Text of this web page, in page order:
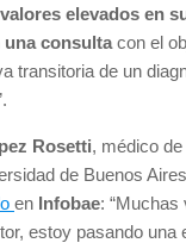
elevados en
una consulta con el
transitoria de un
Rosetti, médico
de Buenos
en Infobae:
estoy pasando una